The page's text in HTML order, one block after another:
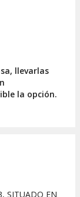
llevarlas
la opción.
SITUADO EN